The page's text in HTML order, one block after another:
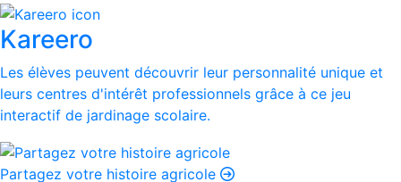
Kareero
Les élèves peuvent découvrir leur personnalité unique et
leurs centres d'intérêt professionnels grâce à ce jeu
interactif de jardinage scolaire.
Partagez votre histoire agricole